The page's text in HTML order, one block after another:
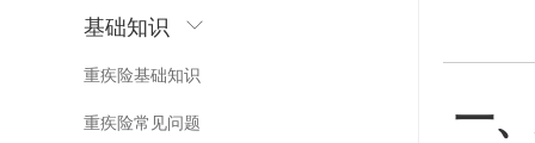
基础知识
重疾险基础知识
重疾险常见问题
一